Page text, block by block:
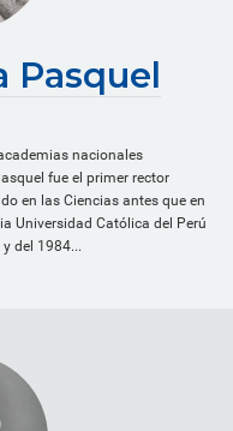
Pasquel
nacionales
fue el primer rector
en las Ciencias antes que en
Universidad Católica del Perú
del 1984...